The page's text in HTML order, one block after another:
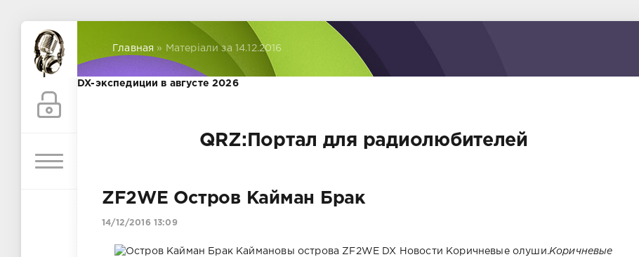
Главная » Матеріали за 14.12.2016
DX-экспедиции в августе 2026
QRZ:Портал для радиолюбителей
ZF2WE Остров Кайман Брак
14/12/2016 13:09
Коричневые